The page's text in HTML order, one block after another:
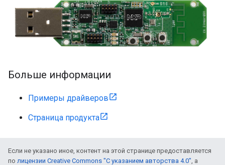
Больше информации
Примеры драйверов
Страница продукта
Если не указано иное, контент на этой странице предоставляется
по лицензии Creative Commons "С указанием авторства 4.0" , а